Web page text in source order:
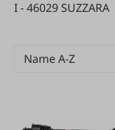
I - 46029 SUZZARA